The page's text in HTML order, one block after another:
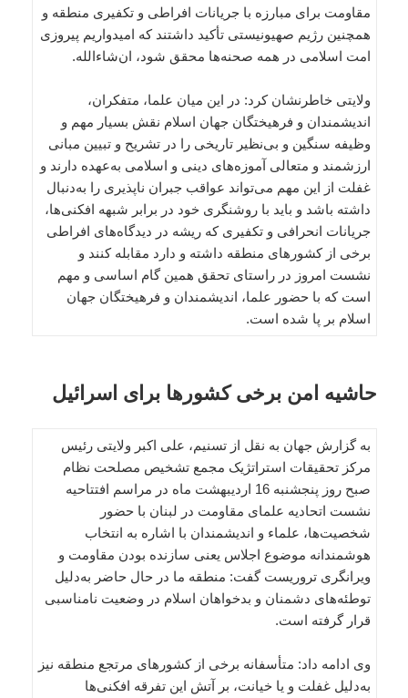
مقاومت برای مبارزه با جریانات افراطی و تکفیری منطقه و
همچنین رژیم صهیونیستی تأکید داشتند که امیدواریم پیروزی
امت اسلامی در همه صحنه‌ها محقق شود، ان‌شاءالله.
ولایتی خاطرنشان کرد: در این میان علما، متفکران،
اندیشمندان و فرهیختگان جهان اسلام نقش بسیار مهم و
وظیفه سنگین و بی‌نظیر تاریخی را در تشریح و تبیین مبانی
ارزشمند و متعالی آموزه‌های دینی و اسلامی به‌عهده دارند و
غفلت از این مهم می‌تواند عواقب جبران ناپذیری را به‌دنبال
داشته باشد و باید با روشنگری خود در برابر شبهه افکنی‌ها،
جریانات انحرافی و تکفیری که ریشه در دیدگاه‌های افراطی
برخی از کشورهای منطقه داشته و دارد مقابله کنند و
نشست امروز در راستای تحقق همین گام اساسی و مهم
است که با حضور علما، اندیشمندان و فرهیختگان جهان
اسلام بر پا شده است.
حاشیه امن برخی کشورها برای اسرائیل
به گزارش جهان به نقل از تسنیم، علی اکبر ولایتی رئیس
مرکز تحقیقات استراتژیک مجمع تشخیص مصلحت نظام
صبح روز پنجشنبه 16 اردیبهشت ماه در مراسم افتتاحیه
نشست اتحادیه علمای مقاومت در لبنان با حضور
شخصیت‌ها، علماء و اندیشمندان با اشاره به انتخاب
هوشمندانه موضوع اجلاس یعنی سازنده بودن مقاومت و
ویرانگری تروریست گفت: منطقه ما در حال حاضر به‌دلیل
توطئه‌های دشمنان و بدخواهان اسلام در وضعیت نامناسبی
قرار گرفته است.
وی ادامه داد: متأسفانه برخی از کشورهای مرتجع منطقه نیز
به‌دلیل غفلت و یا خیانت، بر آتش این تفرقه افکنی‌ها